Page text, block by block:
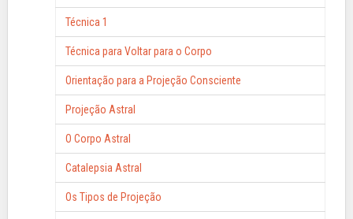
Técnica 1
Técnica para Voltar para o Corpo
Orientação para a Projeção Consciente
Projeção Astral
O Corpo Astral
Catalepsia Astral
Os Tipos de Projeção